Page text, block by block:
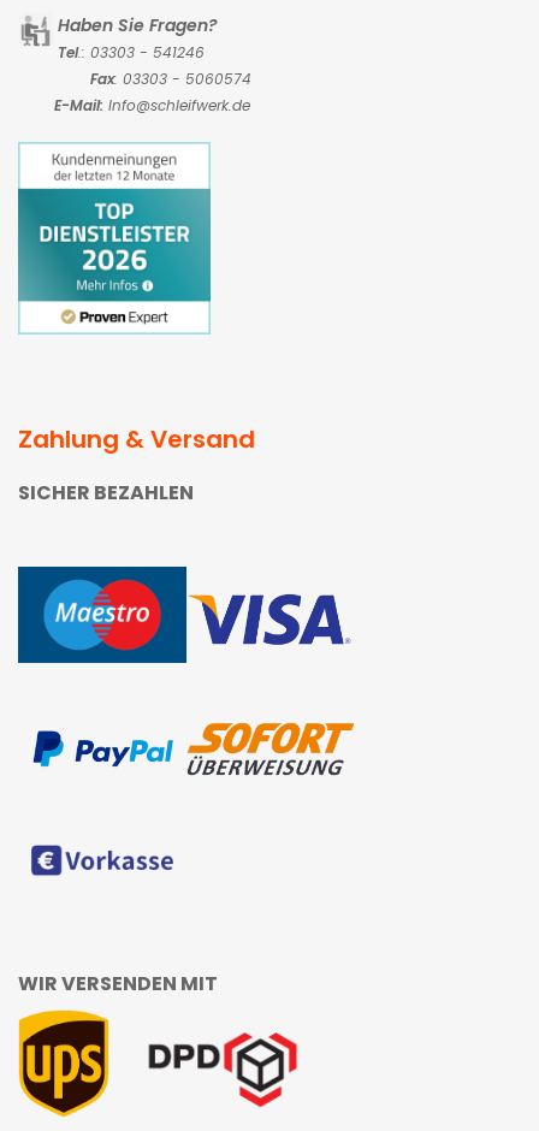
Haben Sie Fragen?
Tel.: 03303 - 541246
Fax: 03303 - 5060574
E-Mail: Info@schleifwerk.de
Zahlung & Versand
SICHER BEZAHLEN
WIR VERSENDEN MIT